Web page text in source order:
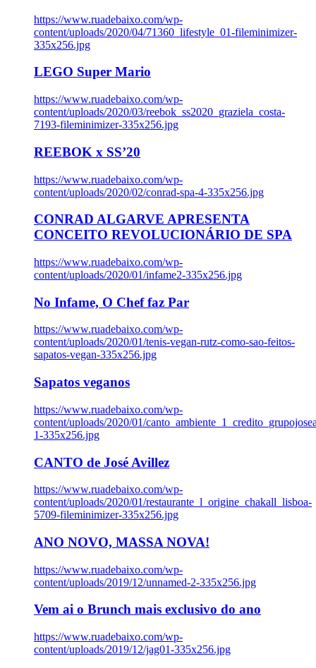
https://www.ruadebaixo.com/wp-
content/uploads/2020/04/71360_lifestyle_01-fileminimizer-
335x256.jpg
LEGO Super Mario
https://www.ruadebaixo.com/wp-
content/uploads/2020/03/reebok_ss2020_graziela_costa-
7193-fileminimizer-335x256.jpg
REEBOK x SS’20
https://www.ruadebaixo.com/wp-
content/uploads/2020/02/conrad-spa-4-335x256.jpg
CONRAD ALGARVE APRESENTA
CONCEITO REVOLUCIONÁRIO DE SPA
https://www.ruadebaixo.com/wp-
content/uploads/2020/01/infame2-335x256.jpg
No Infame, O Chef faz Par
https://www.ruadebaixo.com/wp-
content/uploads/2020/01/tenis-vegan-rutz-como-sao-feitos-
sapatos-vegan-335x256.jpg
Sapatos veganos
https://www.ruadebaixo.com/wp-
content/uploads/2020/01/
1-335x256.jpg
CANTO de José Avillez
https://www.ruadebaixo.com/wp-
content/uploads/2020/01/restaurante_l_origine_chakall_lisboa-
5709-fileminimizer-335x256.jpg
ANO NOVO, MASSA NOVA!
https://www.ruadebaixo.com/wp-
content/uploads/2019/12/unnamed-2-335x256.jpg
Vem ai o Brunch mais exclusivo do ano
https://www.ruadebaixo.com/wp-
content/uploads/2019/12/jag01-335x256.jpg